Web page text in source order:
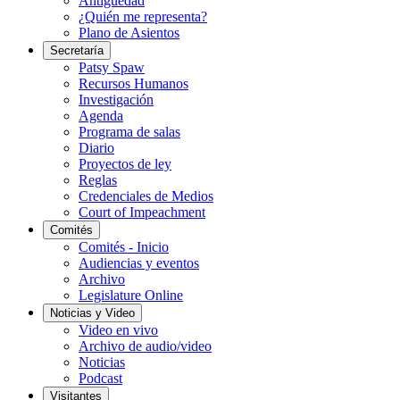
¿Quién me representa?
Plano de Asientos
Secretaría
Patsy Spaw
Recursos Humanos
Investigación
Agenda
Programa de salas
Diario
Proyectos de ley
Reglas
Credenciales de Medios
Court of Impeachment
Comités
Comités - Inicio
Audiencias y eventos
Archivo
Legislature Online
Noticias y Video
Video en vivo
Archivo de audio/video
Noticias
Podcast
Visitantes